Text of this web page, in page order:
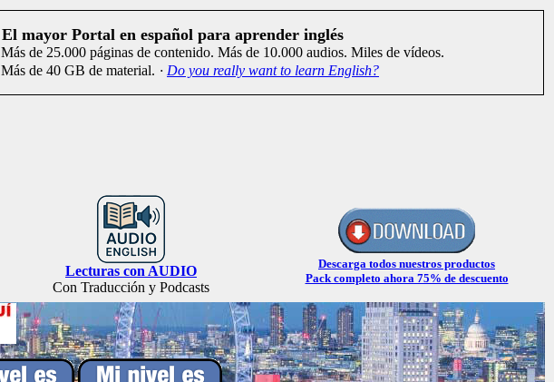
El mayor Portal en español para aprender inglés
Más de 25.000 páginas de contenido. Más de 10.000 audios. Miles de vídeos.
Más de 40 GB de material. · Do you really want to learn English?
Lecturas con AUDIO
Con Traducción y Podcasts
Descarga todos nuestros productos
Pack completo ahora 75% de descuento